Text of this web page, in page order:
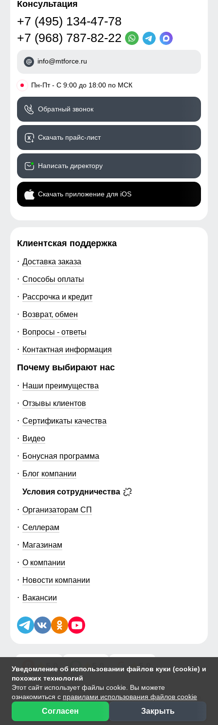
Уведомление об использовании файлов куки (cookie) и
похожих технологий
Этот сайт использует файлы cookie. Вы можете
ознакомиться с правилами использования файлов cookie
Согласен Закрыть
Консультация
+7 (495) 134-47-78
+7 (968) 787-82-22
info@mtforce.ru
• Пн-Пт - С 9:00 до 18:00 по МСК
Обратный звонок
Скачать прайс-лист
Написать директору
Скачать приложение для iOS
Клиентская поддержка
Доставка заказа
Способы оплаты
Рассрочка и кредит
Возврат, обмен
Вопросы - ответы
Контактная информация
Почему выбирают нас
Наши преимущества
Отзывы клиентов
Сертификаты качества
Видео
Бонусная программа
Блог компании
Условия сотрудничества
Организаторам СП
Селлерам
Магазинам
О компании
Новости компании
Вакансии
5.0 5.0 5.0
© 2014-2026 ООО «МТФОРС ПЛЮС»
Продажа одежды мелким и крупным оптом в Москве, ул. Чагинская,
Публичная оферта|Персональные данные |Политика Cookie